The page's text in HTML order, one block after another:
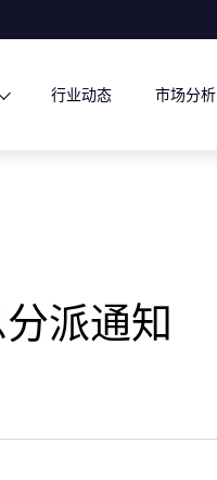
行业动态 市场分析
派通知​